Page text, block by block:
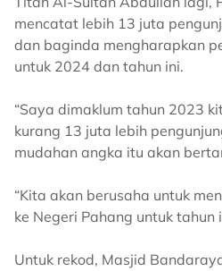
mencatat lebih 13 juta
dan baginda mengharapkan
untuk 2024 dan tahun ini.
“Saya dimaklum tahun 2023
kurang 13 juta lebih
mudahan angka itu akan
“Kita akan berusaha untuk
ke Negeri Pahang untuk tahun
Untuk rekod, Masjid